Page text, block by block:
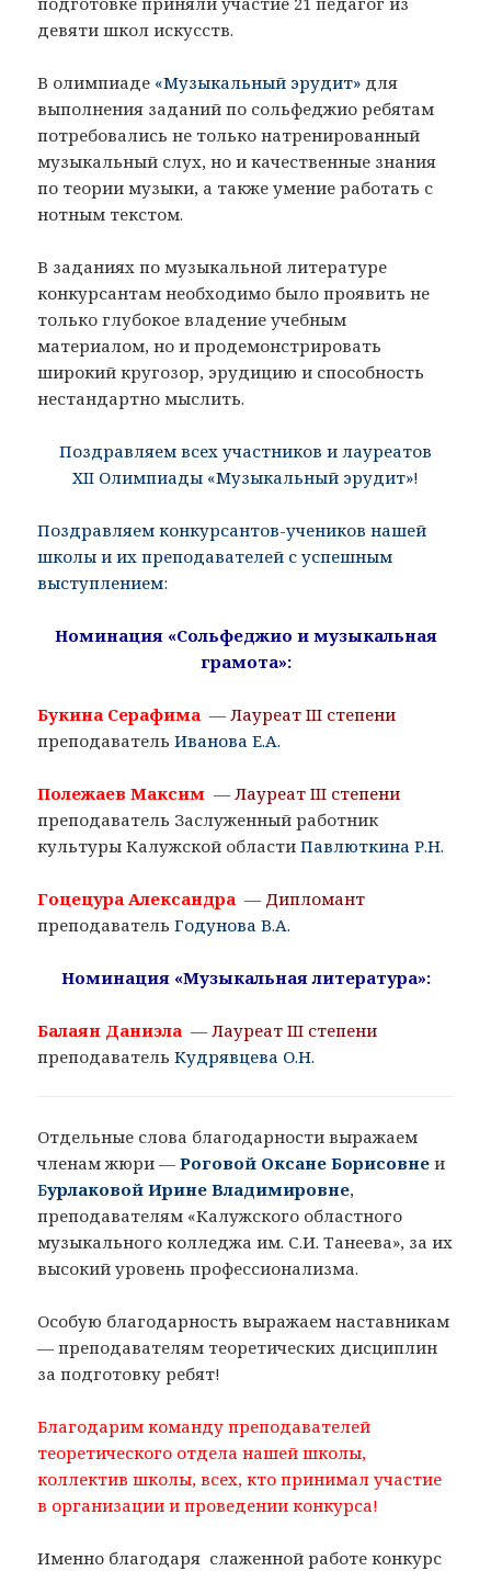
девяти школ искусств.
В олимпиаде «Музыкальный эрудит» для
выполнения заданий по сольфеджио ребятам
потребовались не только натренированный
музыкальный слух, но и качественные знания
по теории музыки, а также умение работать с
нотным текстом.
В заданиях по музыкальной литературе
конкурсантам необходимо было проявить не
только глубокое владение учебным
материалом, но и продемонстрировать
широкий кругозор, эрудицию и способность
нестандартно мыслить.
Поздравляем всех участников и лауреатов
XII Олимпиады «Музыкальный эрудит»!
Поздравляем конкурсантов-учеников нашей
школы и их преподавателей с успешным
выступлением:
Номинация «Сольфеджио и музыкальная
грамота»:
Букина Серафима —Лауреат III степени
преподаватель Иванова Е.А.
Полежаев Максим —Лауреат III степени
преподаватель Заслуженный работник
культуры Калужской области Павлюткина Р.Н.
Гоцецура Александра — Дипломант
преподаватель Годунова В.А.
Номинация «Музыкальная литература»:
Балаян Даниэла —Лауреат III степени
преподаватель Кудрявцева О.Н.
Отдельные слова благодарности выражаем
членам жюри —Роговой Оксане Борисовне и
Бурлаковой Ирине Владимировне,
преподавателям «Калужского областного
музыкального колледжа им. С.И. Танеева», за их
высокий уровень профессионализма.
Особую благодарность выражаем наставникам
— преподавателям теоретических дисциплин
за подготовку ребят!
Благодарим команду преподавателей
теоретического отдела нашей школы,
коллектив школы, всех, кто принимал участие
в организации и проведении конкурса!
Именно благодаря слаженной работе конкурс